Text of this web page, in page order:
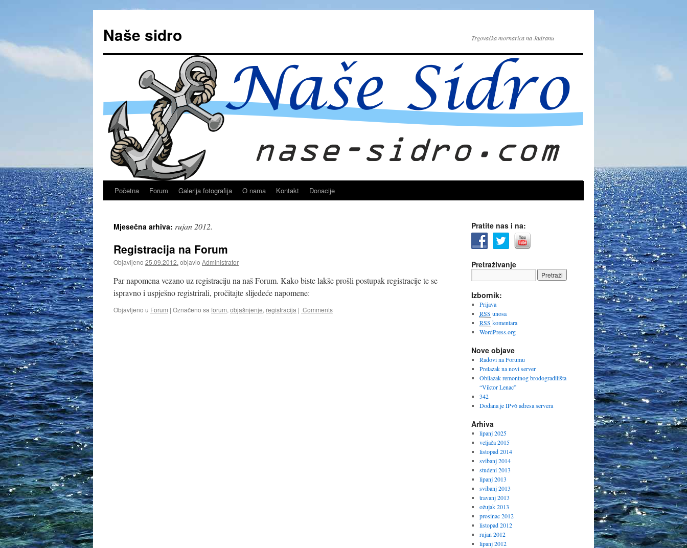
Naše sidro Trgovačka mornarica na Jadranu
Početna Forum Galerija fotografija O nama Kontakt Donacije
Mjesečna arhiva: rujan 2012.
Registracija na Forum
Objavljeno 25.09.2012. objavio Administrator
Par napomena vezano uz registraciju na naš Forum. Kako biste lakše prošli postupak registracije te se
ispravno i uspješno registrirali, pročitajte slijedeće napomene:
Objavljeno u Forum | Označeno sa forum, objašnjenje, registracija | Comments
Pratite nas i na:
Pretraživanje
Izbornik:
Prijava
RSS unosa
RSS komentara
WordPress.org
Nove objave
Radovi na Forumu
Prelazak na novi server
Obilazak remontnog brodogradilišta
“Viktor Lenac”
342
Dodana je IPv6 adresa servera
Arhiva
lipanj 2025
veljača 2015
listopad 2014
svibanj 2014
studeni 2013
lipanj 2013
svibanj 2013
travanj 2013
ožujak 2013
prosinac 2012
listopad 2012
rujan 2012
lipanj 2012